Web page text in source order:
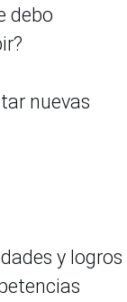
debo
nuevas
y logros